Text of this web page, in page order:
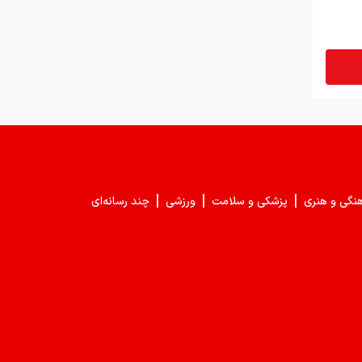
و هنری | پزشکی و سلامت | ورزشی | چند رسانه‌ای